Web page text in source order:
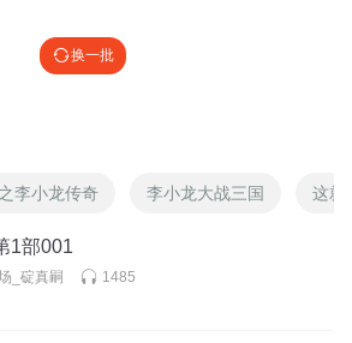
换一批
李小龙传奇 李小龙大战三国 这就
1部001
_碇真嗣 1485